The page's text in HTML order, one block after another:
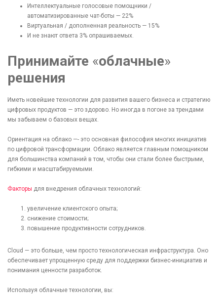
Интеллектуальные голосовые помощники /
автоматизированные чат-боты — 22%
Виртуальная / дополненная реальность — 15%
И не знают ответа 3% опрашиваемых.
Принимайте «облачные»
решения
Иметь новейшие технологии для развития вашего бизнеса и стратегию
цифровых продуктов — это здорово. Но иногда в погоне за трендами
мы забываем о базовых вещах.
Ориентация на облако —- это основная философия многих инициатив
по цифровой трансформации. Облако является главным помощником
для большинства компаний в том, чтобы они стали более быстрыми,
гибкими и масштабируемыми.
Факторы для внедрения облачных технологий:
увеличение клиентского опыта;
снижение стоимости;
повышение продуктивности сотрудников.
Cloud — это больше, чем просто технологическая инфраструктура. Оно
обеспечивает упрощенную среду для поддержки бизнес-инициатив и
понимания ценности разработок.
Используя облачные технологии, вы:
[recaptcha]